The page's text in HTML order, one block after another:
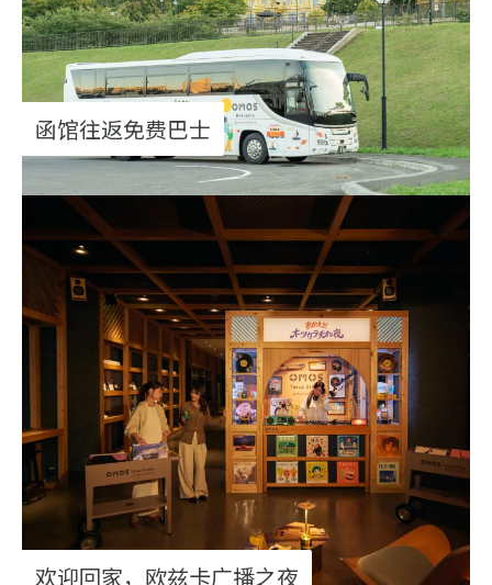
函馆往返免费巴士
欢迎回家，欧兹卡广播之夜